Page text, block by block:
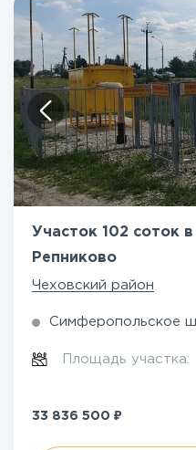
Участок 102 соток
Репниково
Чеховский район
Симферопольское
Площадь участка:
33 836 500 ₽